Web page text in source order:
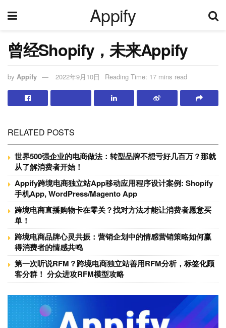
Appify
曾经Shopify，未来Appify
by Appify 2022年9月10日 Reading Time: 17 mins read
RELATED POSTS
世界500强企业的电商做法：转型品牌不想亏好几百万？那就
从了解消费者开始！
Appify跨境电商独立站App移动应用程序设计案例: Shopify
手机App, WordPress/Magento App
跨境电商直播购物卡在零关？找对方法才能让消费者愿意买
单！
跨境电商品牌心灵共振：营销企划中的情感营销策略如何赢
得消费者的情感共鸣
第一次听说RFM？跨境电商独立站善用RFM分析，标签化顾
客分群！ 分众进攻RFM模型攻略